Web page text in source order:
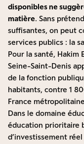
disponibles ne
matière. Sans
suffisantes, on peut
services publics : la
Pour la santé, Hakim
Seine-Saint-Denis
de la fonction
habitants, contre 1
France
Dans le domaine
éducation prioritaire
d’investissement réel